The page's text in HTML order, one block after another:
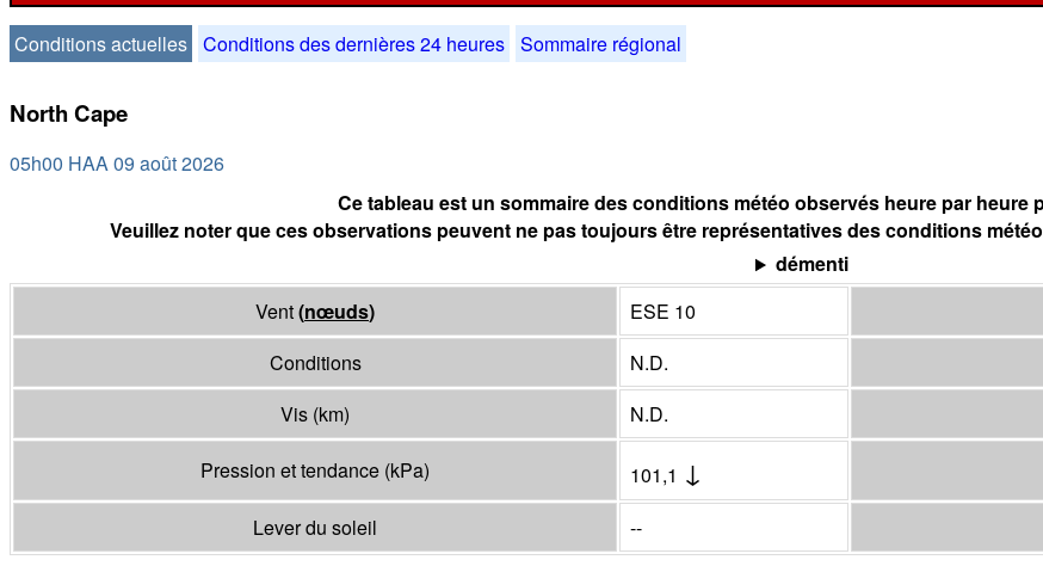
Conditions actuelles Conditions des dernières 24 heures Sommaire régional
North Cape
05h00 HAA 09 août 2026
Ce tableau est un sommaire des conditions météo observés heure par heure
Veuillez noter que ces observations peuvent ne pas toujours être représentatives des conditions
démenti
Vent(nœuds) ESE 10
Conditions
N.D.
Vis (km) N.D.
Pression et tendance (kPa) 101,1 ↓
Lever du soleil --